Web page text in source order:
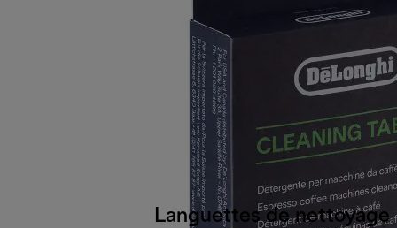
Languettes de nettoyage